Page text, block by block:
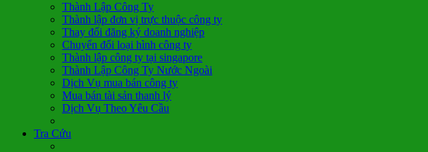
Thành Lập Công Ty
Thành lập đơn vị trực thuộc công ty
Thay đổi đăng ký doanh nghiệp
Chuyển đổi loại hình công ty
Thành lập công ty tại singapore
Thành Lập Công Ty Nước Ngoài
Dịch Vụ mua bán công ty
Mua bán tài sản thanh lý
Dịch Vụ Theo Yêu Cầu
Tra Cứu